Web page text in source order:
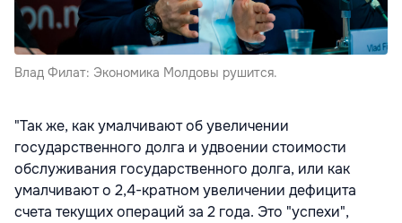
Влад Филат: Экономика Молдовы рушится.
"Так же, как умалчивают об увеличении
государственного долга и удвоении стоимости
обслуживания государственного долга, или как
умалчивают о 2,4-кратном увеличении дефицита
счета текущих операций за 2 года. Это "успехи",